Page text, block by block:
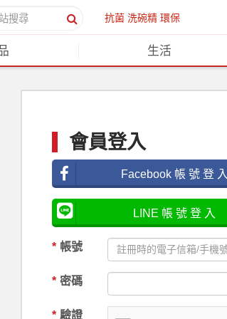
抗菌 洗碗精 環保
生活
會員登入
Facebook 帳 號 登 入
LINE 帳 號 登 入
* 帳號
* 密碼
* 驗證